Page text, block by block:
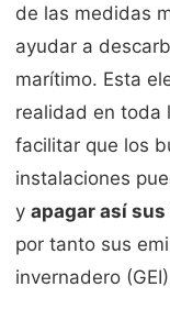
de las medidas
ayudar a
marítimo. Esta
realidad en toda
facilitar que los
instalaciones
y apagar así
por tanto sus
invernadero